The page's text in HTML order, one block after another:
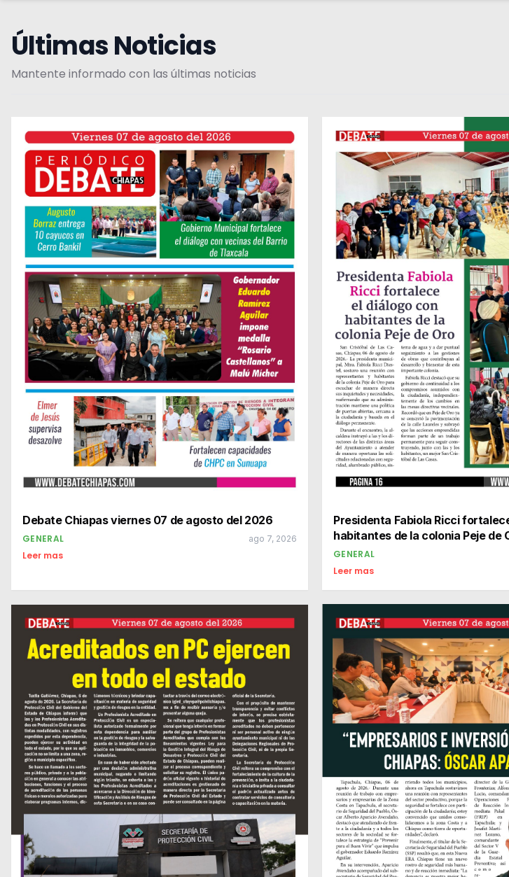
Últimas Noticias
Mantente informado con las últimas noticias
Debate Chiapas viernes 07 de agosto del 2026
GENERAL ago 7, 2026
Leer mas
Presidenta Fabiola Ricci
habitantes de la colonia Peje de
GENERAL
Leer mas